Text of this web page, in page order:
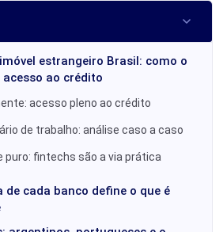
estrangeiro Brasil: como o
ao crédito
acesso pleno ao crédito
de trabalho: análise caso a caso
puro: fintechs são a via prática
de cada banco define o que é